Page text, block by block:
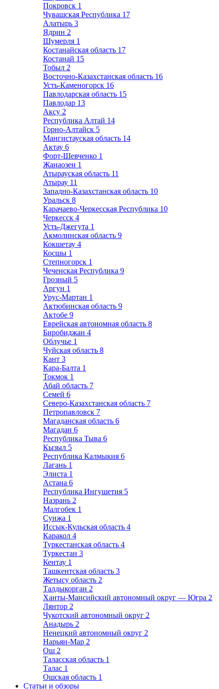
Покровск 1
Чувашская Республика 17
Алатырь 3
Ядрин 2
Шумерля 1
Костанайская область 17
Костанай 15
Тобыл 2
Восточно-Казахстанская область 16
Усть-Каменогорск 16
Павлодарская область 15
Павлодар 13
Аксу 2
Республика Алтай 14
Горно-Алтайск 5
Мангистауская область 14
Актау 6
Форт-Шевченко 1
Жанаозен 1
Атырауская область 11
Атырау 11
Западно-Казахстанская область 10
Уральск 8
Карачаево-Черкесская Республика 10
Черкесск 4
Усть-Джегута 1
Акмолинская область 9
Кокшетау 4
Косшы 1
Степногорск 1
Чеченская Республика 9
Грозный 5
Аргун 1
Урус-Мартан 1
Актюбинская область 9
Актобе 9
Еврейская автономная область 8
Биробиджан 4
Облучье 1
Чуйская область 8
Кант 3
Кара-Балта 1
Токмок 1
Абай область 7
Семей 6
Северо-Казахстанская область 7
Петропавловск 7
Магаданская область 6
Магадан 6
Республика Тыва 6
Кызыл 5
Республика Калмыкия 6
Лагань 1
Элиста 1
Астана 6
Республика Ингушетия 5
Назрань 2
Малгобек 1
Сунжа 1
Иссык-Кульская область 4
Каракол 4
Туркестанская область 4
Туркестан 3
Кентау 1
Ташкентская область 3
Жетысу область 2
Талдыкорган 2
Ханты-Мансийский автономный округ — Югра 2
Лянтор 2
Чукотский автономный округ 2
Анадырь 2
Ненецкий автономный округ 2
Нарьян-Мар 2
Ош 2
Таласская область 1
Талас 1
Ошская область 1
Статьи и обзоры